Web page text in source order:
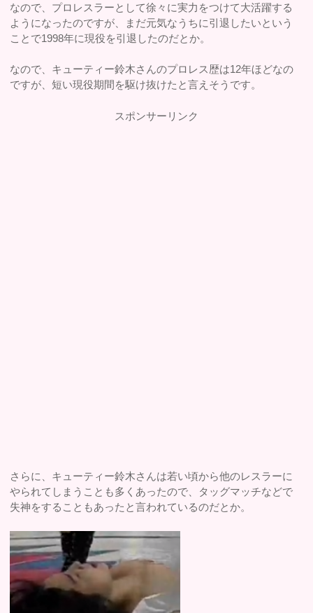
なので、プロレスラーとして徐々に実力をつけて大活躍する
ようになったのですが、まだ元気なうちに引退したいという
ことで1998年に現役を引退したのだとか。
なので、キューティー鈴木さんのプロレス歴は12年ほどなの
ですが、短い現役期間を駆け抜けたと言えそうです。
スポンサーリンク
さらに、キューティー鈴木さんは若い頃から他のレスラーに
やられてしまうことも多くあったので、タッグマッチなどで
失神をすることもあったと言われているのだとか。